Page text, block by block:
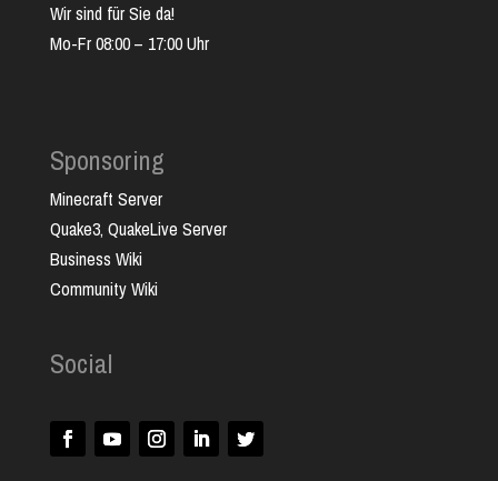
Wir sind für Sie da!
Mo-Fr 08:00 – 17:00 Uhr
Sponsoring
Minecraft Server
Quake3, QuakeLive Server
Business Wiki
Community Wiki
Social